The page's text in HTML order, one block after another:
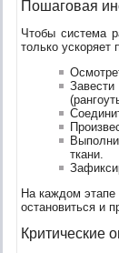
Пошаговая
Чтобы система
только ускоряет
ткани.
На каждом этапе
остановиться и
Критические